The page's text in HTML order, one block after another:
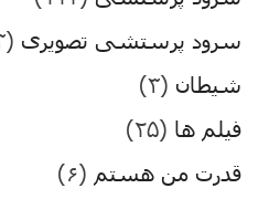
سرود پرستشی تصویری (۳)
شیطان (۳)
فیلم ها (۲۵)
قدرت من هستم (۶)